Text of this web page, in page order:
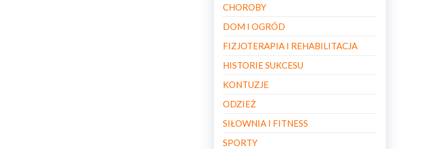
CHOROBY
DOM I OGRÓD
FIZJOTERAPIA I REHABILITACJA
HISTORIE SUKCESU
KONTUZJE
ODZIEŻ
SIŁOWNIA I FITNESS
SPORTY